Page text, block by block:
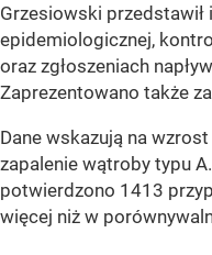
Grzesiowski
epidemiologicznej,
oraz zgłoszeniach
Zaprezentowano także
Dane wskazują na
zapalenie wątroby typu
potwierdzono 1413
więcej niż w